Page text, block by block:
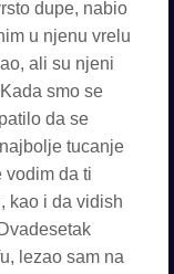
dupe, nabio
u njenu vrelu
ali su njeni
smo se
da se
tucanje
vodim da ti
kao i da vidish
lezao sam na